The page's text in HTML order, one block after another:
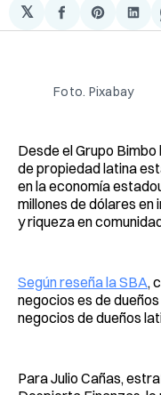
𝕏
Compartir
en
Share
on
en
Foto. Pixabay
Desde el Grupo
de propiedad latina
en la economía
millones de dólares en
y riqueza en
Según reseña la SBA,
negocios es de
negocios de dueños
Para Julio Cañas,